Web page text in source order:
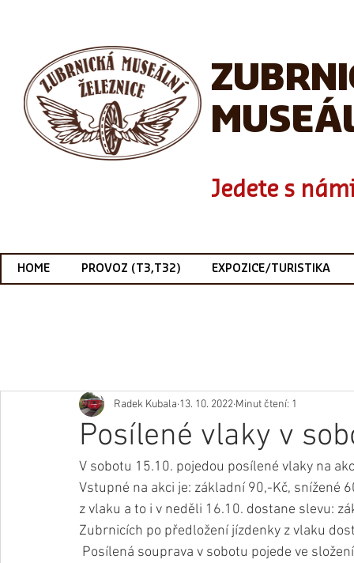
Jedete s
HOME PROVOZ (T3,T32) EXPOZICE/TURISTIKA
Posílené vlaky v
Radek Kubala 13. 10. 2022 Minut čtení: 1
V sobotu 15.10. pojedou posílené vlaky na
Vstupné na akci je: základní 90,-Kč, snížené
z vlaku a to i v neděli 16.10. dostane slevu:
Zubrnicích po předložení jízdenky z vlaku